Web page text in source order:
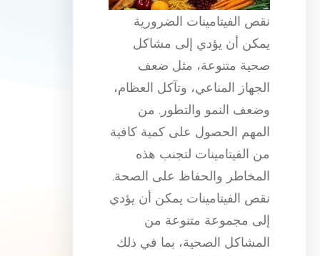
نقص الفيتامينات الضرورية
يمكن أن يؤدي إلى مشاكل
صحية متنوعة، مثل ضعف
الجهاز المناعي، وتآكل العظام،
وضعف النمو والتطور. من
المهم الحصول على كمية كافية
من الفيتامينات لتجنب هذه
المخاطر والحفاظ على الصحة.
نقص الفيتامينات يمكن أن يؤدي
إلى مجموعة متنوعة من
المشاكل الصحية، بما في ذلك